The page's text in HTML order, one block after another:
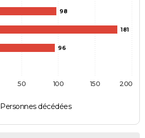
98
181
96
Personnes décédées
50 100 150 200